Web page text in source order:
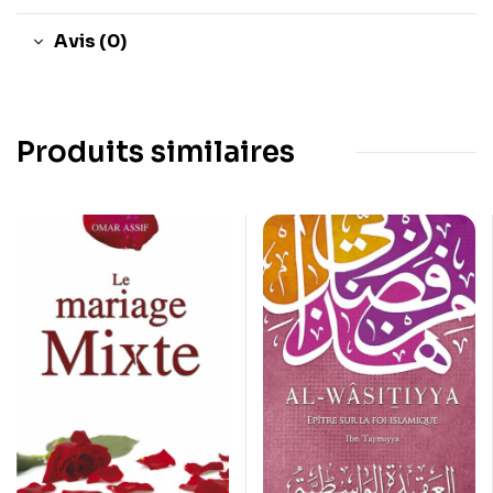
Avis (0)
Produits similaires